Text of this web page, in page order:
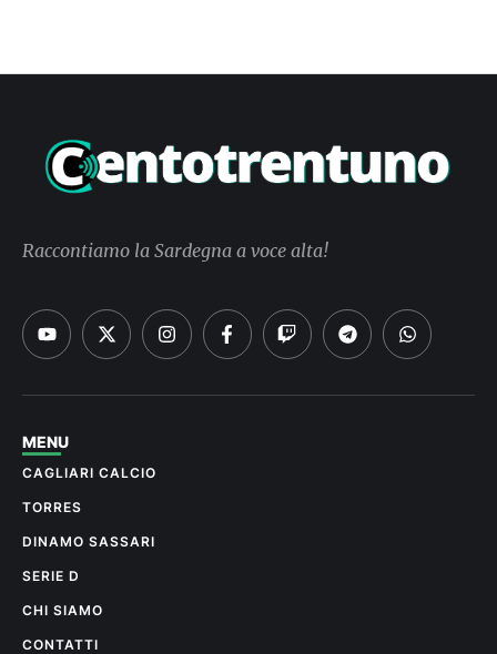
Raccontiamo la Sardegna a voce alta!
MENU
CAGLIARI CALCIO
TORRES
DINAMO SASSARI
SERIE D
CHI SIAMO
CONTATTI